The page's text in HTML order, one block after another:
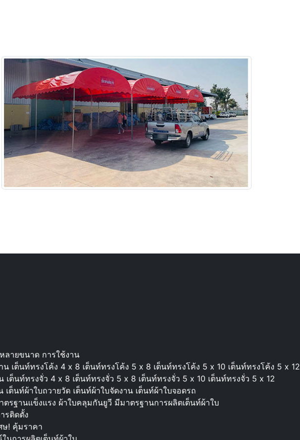
ลายขนาด การใช้งาน
เต็นท์ทรงโค้ง 4 x 8 เต็นท์ทรงโค้ง 5 x 8 เต็นท์ทรงโค้ง 5 x 10 เต็นท์ทรงโค้ง 5 x 12
เต็นท์ทรงจั่ว 4 x 8 เต็นท์ทรงจั่ว 5 x 8 เต็นท์ทรงจั่ว 5 x 10 เต็นท์ทรงจั่ว 5 x 12
ต็นท์ผ้าใบถวายวัด เต็นท์ผ้าใบจัดงาน เต็นท์ผ้าใบจอดรถ
รฐานแข็งแรง ผ้าใบคลุมกันยูวี มีมาตรฐานการผลิตเต็นท์ผ้าใบ
รติดตั้ง
ษ! คุ้มราคา